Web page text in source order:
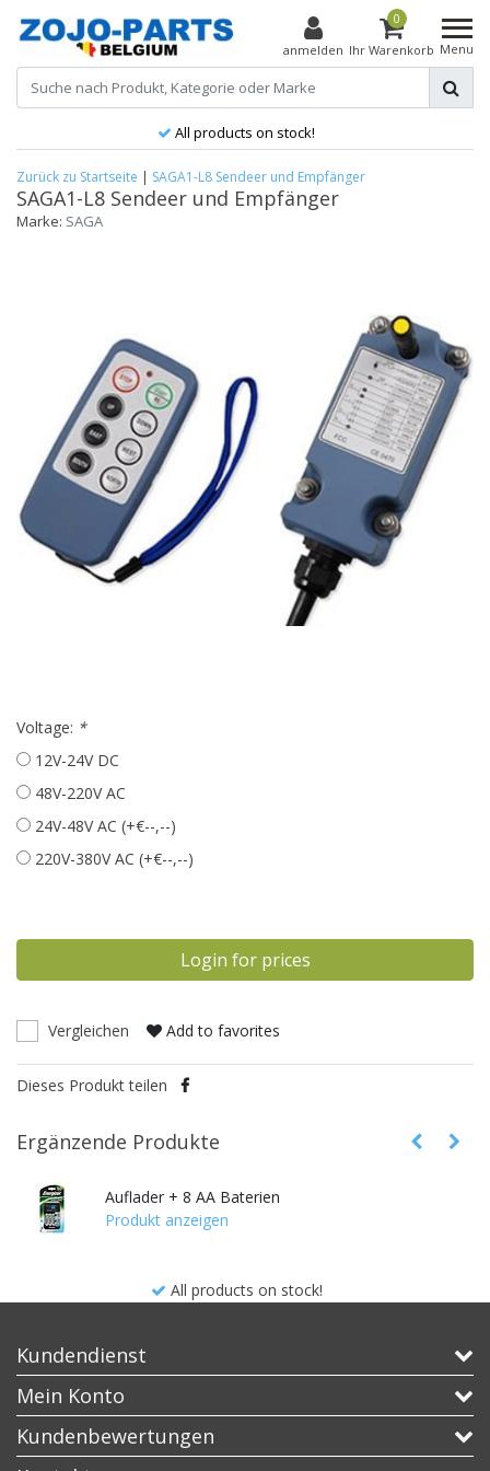
anmelden
0
Ihr Warenkorb Menu
All products on stock!
Zurück zu Startseite | SAGA1-L8 Sendeer und Empfänger
SAGA1-L8 Sendeer und Empfänger
Marke: SAGA
Voltage: *
12V-24V DC
48V-220V AC
24V-48V AC (+€--,--)
220V-380V AC (+€--,--)
Login for prices
Vergleichen Add to favorites
Dieses Produkt teilen
Ergänzende Produkte
Auflader + 8 AA Baterien
Produkt anzeigen
All products on stock!
Kundendienst
Mein Konto
Kundenbewertungen